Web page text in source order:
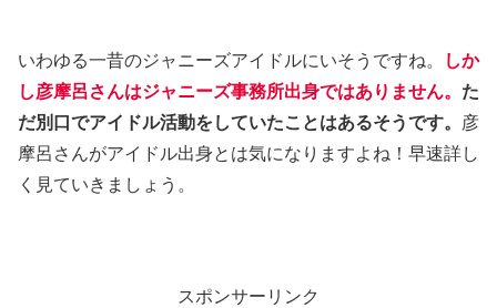
いわゆる一昔のジャニーズアイドルにいそうですね。
しか
し彦摩呂さんはジャニーズ事務所出身ではありません。 た
だ別口でアイドル活動をしていたことはあるそうです。
彦
摩呂さんがアイドル出身とは気になりますよね！早速詳し
く見ていきましょう。
スポンサーリンク